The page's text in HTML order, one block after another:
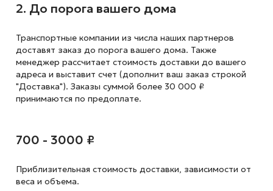
2. До порога вашего дома
Транспортные компании из числа наших партнеров
доставят заказ до порога вашего дома. Также
менеджер рассчитает стоимость доставки до вашего
адреса и выставит счет (дополнит ваш заказ строкой
"Доставка"). Заказы суммой более 30 000 ₽
принимаются по предоплате.
700 - 3000 ₽
Приблизительная стоимость доставки, зависимости от
веса и объема.